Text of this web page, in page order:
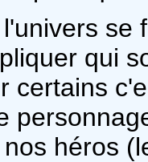
se
qui
certains
héros